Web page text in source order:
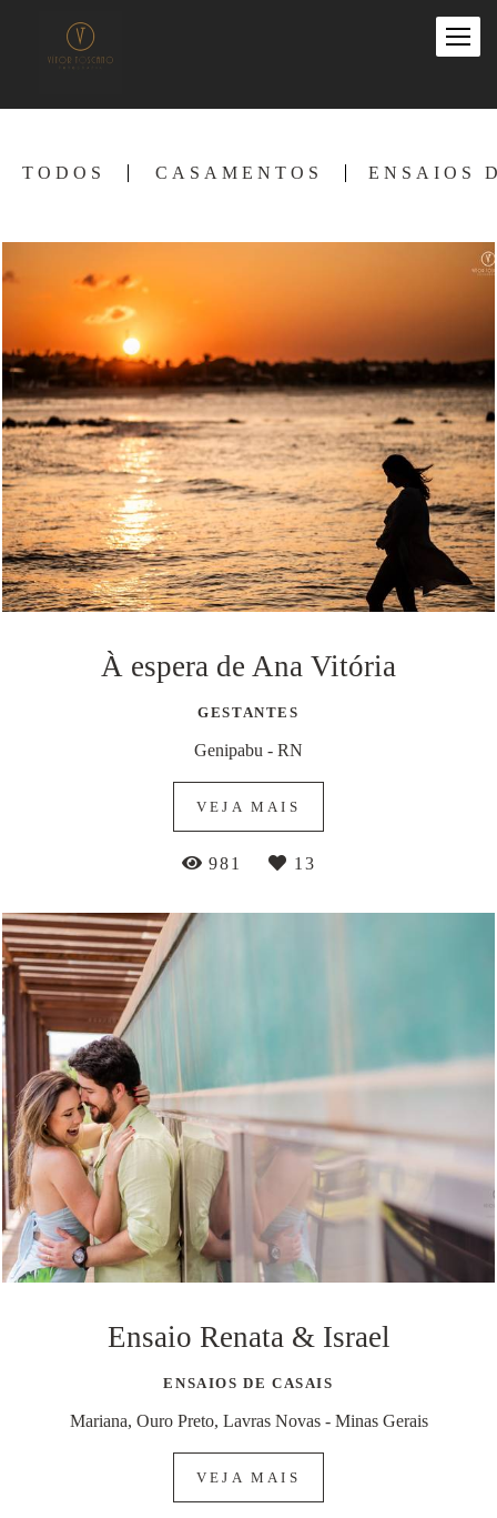
TODOS CASAMENTOS ENSAIOS
À espera de Ana Vitória
GESTANTES
Genipabu - RN
VEJA MAIS
981 13
Ensaio Renata & Israel
ENSAIOS DE CASAIS
Mariana, Ouro Preto, Lavras Novas - Minas Gerais
VEJA MAIS